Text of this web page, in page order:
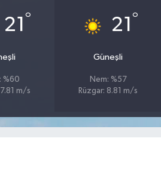
21 °
%60
m/s
21 °
Güneşli
Nem: %57
Rüzgar: 8.81 m/s